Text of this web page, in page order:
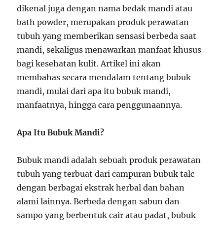
dikenal juga dengan nama bedak mandi atau
bath powder, merupakan produk perawatan
tubuh yang memberikan sensasi berbeda saat
mandi, sekaligus menawarkan manfaat khusus
bagi kesehatan kulit. Artikel ini akan
membahas secara mendalam tentang bubuk
mandi, mulai dari apa itu bubuk mandi,
manfaatnya, hingga cara penggunaannya.
Apa Itu Bubuk Mandi?
Bubuk mandi adalah sebuah produk perawatan
tubuh yang terbuat dari campuran bubuk talc
dengan berbagai ekstrak herbal dan bahan
alami lainnya. Berbeda dengan sabun dan
sampo yang berbentuk cair atau padat, bubuk